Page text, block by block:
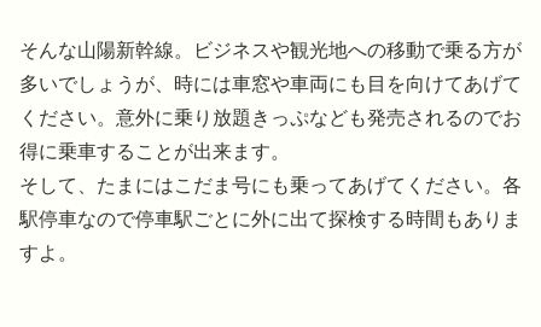
そんな山陽新幹線。ビジネスや観光地への移動で乗る方が
多いでしょうが、時には車窓や車両にも目を向けてあげて
ください。意外に乗り放題きっぷなども発売されるのでお
得に乗車することが出来ます。
そして、たまにはこだま号にも乗ってあげてください。各
駅停車なので停車駅ごとに外に出て探検する時間もありま
すよ。